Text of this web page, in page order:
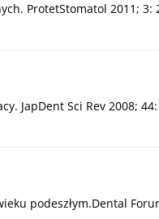
ProtetStomatol 2011; 3:
JapDent Sci Rev 2008; 44:
podeszłym.Dental